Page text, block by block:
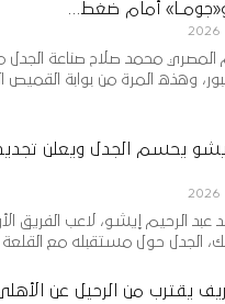
و«جومـا» أمام ضغط…
المصري محمد صلاح صناعة الجدل
وهذه المرة من بوابة القميص
يحسم الجدل ويعلن
الرحيم إيشو، لاعب الفريق
الجدل حول مستقبله مع القلعة
يقترب من الرحيل عن